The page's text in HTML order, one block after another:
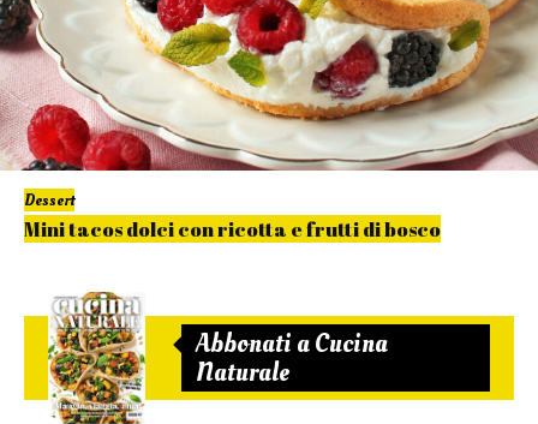
Dessert
Mini tacos dolci con ricotta e frutti di bosco
Abbonati a Cucina
Naturale